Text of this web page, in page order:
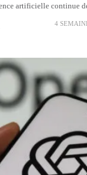
artificielle continue
4